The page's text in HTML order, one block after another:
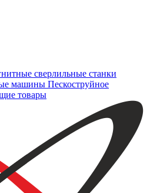
сверлильные станки
машины Пескоструйное
товары